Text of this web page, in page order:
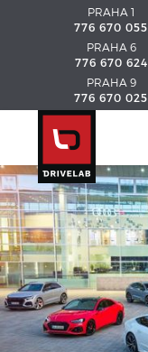
PRAHA 1
776 670 055
PRAHA 6
776 670 624
PRAHA 9
776 670 025